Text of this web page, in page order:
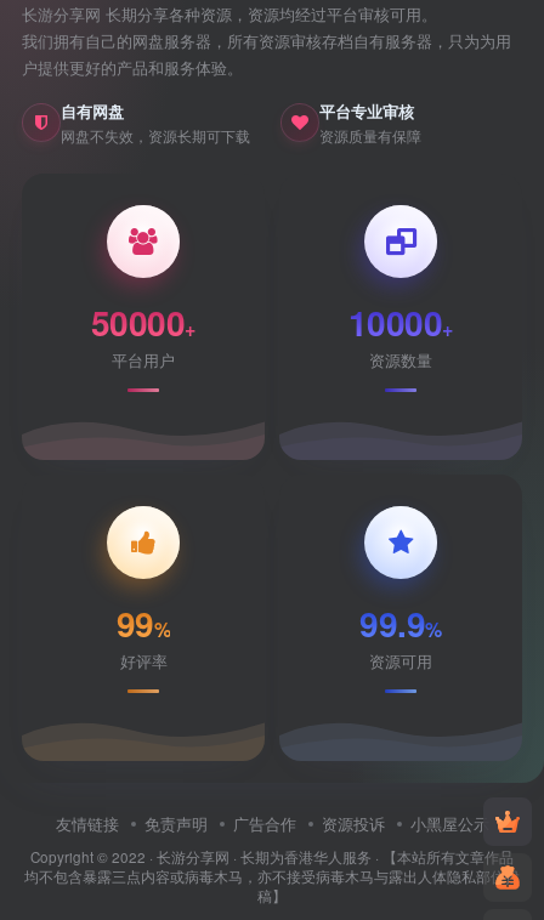
长游分享网 长期分享各种资源，资源均经过平台审核可用。
我们拥有自己的网盘服务器，所有资源审核存档自有服务器，只为为用
户提供更好的产品和服务体验。
自有网盘
网盘不失效，资源长期可下载
平台专业审核
资源质量有保障
50000+
平台用户
10000+
资源数量
99%
好评率
99.9%
资源可用
友情链接 免责声明 广告合作 资源投诉 小黑屋公示
Copyright © 2022 · 长游分享网 · 长期为香港华人服务 · 【本站所有文章作品
均不包含暴露三点内容或病毒木马，亦不接受病毒木马与露出人体隐私部位投
稿】